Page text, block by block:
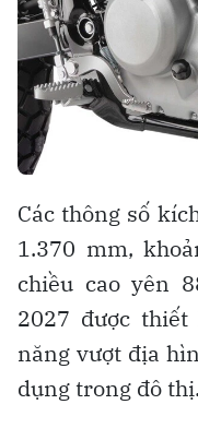
Các thông số
1.370 mm,
chiều cao yên
2027 được
năng vượt địa
dụng trong đô thị.